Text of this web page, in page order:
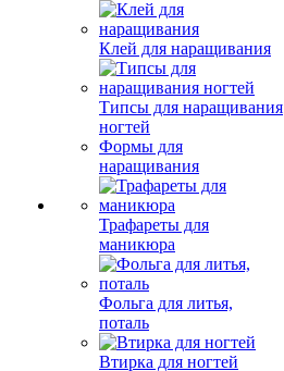
Клей для наращивания
Типсы для наращивания
ногтей
Формы для
наращивания
Трафареты для
маникюра
Фольга для литья,
поталь
Втирка для ногтей